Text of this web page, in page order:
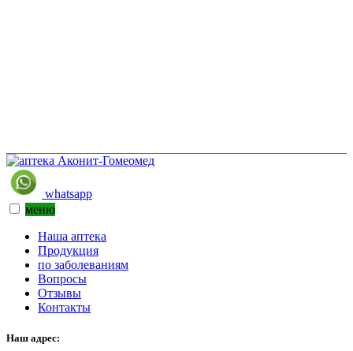
whatsapp
меню
Наша аптека
Продукция
по заболеваниям
Вопросы
Отзывы
Контакты
Наш адрес: